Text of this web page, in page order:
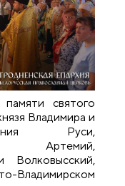
святого
Владимира и
Руси,
Артемий,
Волковысский,
Владимирском